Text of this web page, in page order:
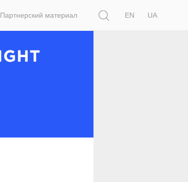
Партнерский материал
EN
UA